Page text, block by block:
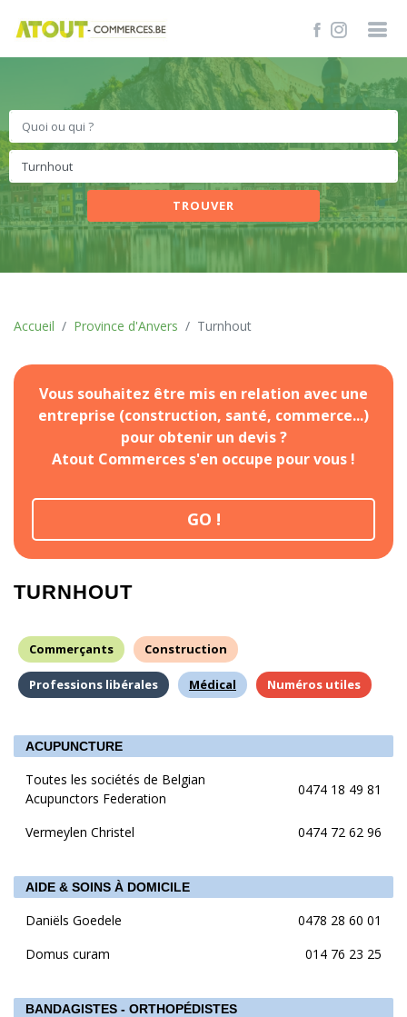
TROUVER
Accueil Province d'Anvers Turnhout
Vous souhaitez être mis en relation avec une
entreprise (construction, santé, commerce...)
pour obtenir un devis ?
Atout Commerces s'en occupe pour vous !
GO !
TURNHOUT
Commerçants Construction
Professions libérales Médical Numéros utiles
ACUPUNCTURE
Toutes les sociétés de Belgian
Acupunctors Federation
0474 18 49 81
Vermeylen Christel 0474 72 62 96
AIDE & SOINS À DOMICILE
Daniëls Goedele
0478 28 60 01
Domus curam
014 76 23 25
BANDAGISTES - ORTHOPÉDISTES